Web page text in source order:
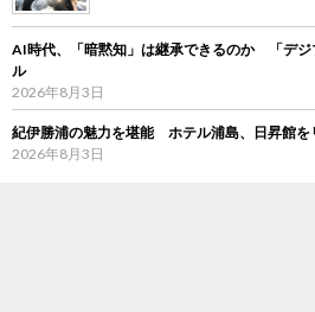
AI時代、「暗黙知」は継承できるのか 「デジ
ル
2026年8月3日
紀伊勝浦の魅力を堪能 ホテル浦島、日昇館を
2026年8月3日